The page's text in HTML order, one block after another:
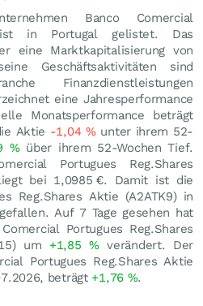
Banco Comercial
ist in Portugal gelistet. Das
eine Marktkapitalisierung von
Geschäftsaktivitäten sind
Finanzdienstleistungen
eine Jahresperformance
Monatsperformance beträgt
Aktie -1,04 %unter ihrem 52-
%über ihrem 52-Wochen Tief.
Portugues Reg.Shares
bei 1,0985 €. Damit ist die
Reg.Shares Aktie (A2ATK9) in
gefallen. Auf 7 Tage gesehen hat
Portugues Reg.Shares
um +1,85 %verändert. Der
Portugues Reg.Shares Aktie
beträgt +1,76 %.